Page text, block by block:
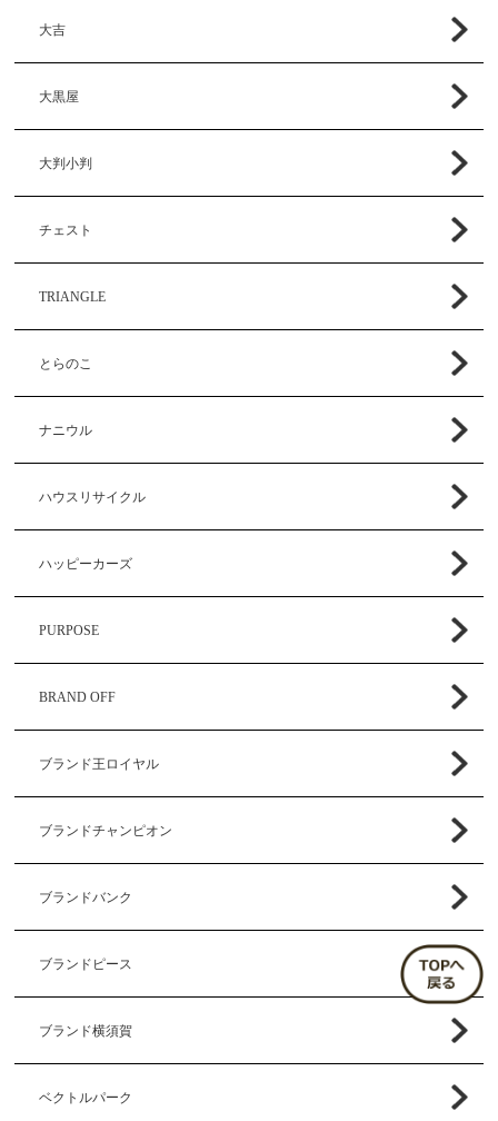
大吉
大黒屋
大判小判
チェスト
TRIANGLE
とらのこ
ナニウル
ハウスリサイクル
ハッピーカーズ
PURPOSE
BRAND OFF
ブランド王ロイヤル
ブランドチャンピオン
ブランドバンク
ブランドピース
ブランド横須賀
ベクトルパーク